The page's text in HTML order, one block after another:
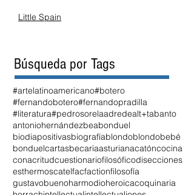
Little Spain
Búsqueda por Tags
#artelatinoamericano#botero
#fernandobotero#fernandopradilla
#literatura#pedrosorelaadredealt+tabanto
antoniohernándezbeabonduel
biodiapositivasbiografíablondoblondobebé
bonduelcartasbecariaasturianacatóncocina
conacritudcuestionariofilosóficodisecciones
esthermoscatelfacfactionfilosofía
gustavobuenoharmodioheroicacoquinaria